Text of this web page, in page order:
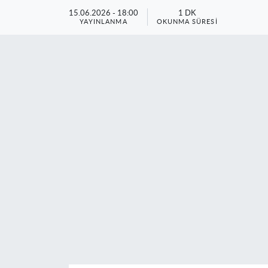
15.06.2026 - 18:00
YAYINLANMA
1 DK
OKUNMA SÜRESI